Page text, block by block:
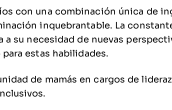
con una combinación única de
inquebrantable. La
su necesidad de nuevas
estas habilidades.
de mamás en cargos de